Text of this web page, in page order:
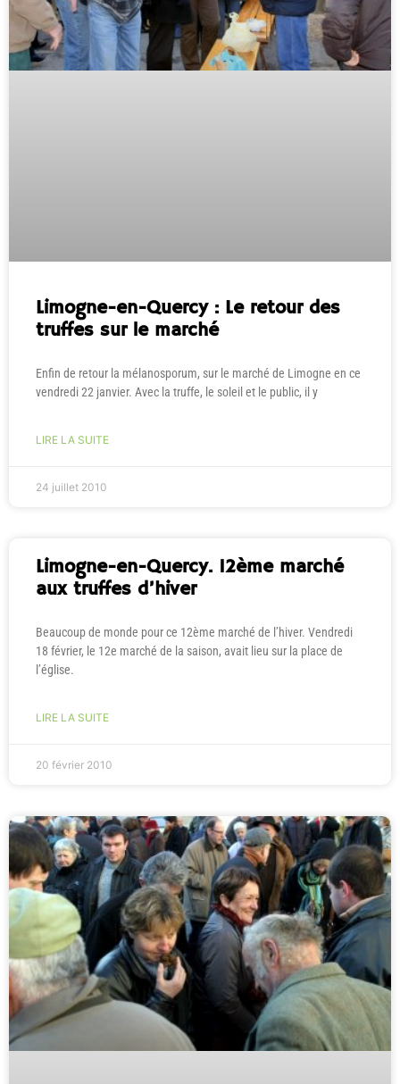
Limogne-en-Quercy : Le retour des
truffes sur le marché
Enfin de retour la mélanosporum, sur le marché de Limogne en ce
vendredi 22 janvier. Avec la truffe, le soleil et le public, il y
LIRE LA SUITE
24 juillet 2010
Limogne-en-Quercy. 12ème marché
aux truffes d’hiver
Beaucoup de monde pour ce 12ème marché de l’hiver. Vendredi
18 février, le 12e marché de la saison, avait lieu sur la place de
l’église.
LIRE LA SUITE
20 février 2010